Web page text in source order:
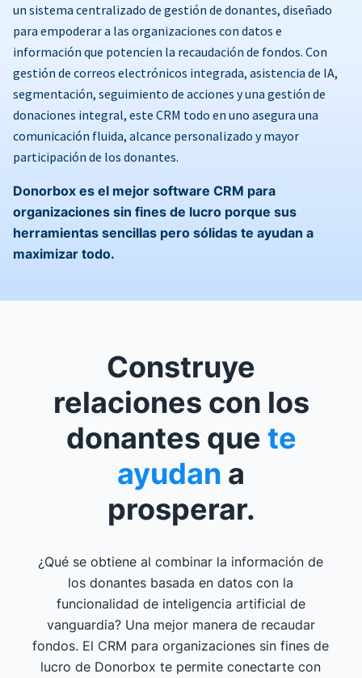
un sistema centralizado de gestión de donantes, diseñado
para empoderar a las organizaciones con datos e
información que potencien la recaudación de fondos. Con
gestión de correos electrónicos integrada, asistencia de IA,
segmentación, seguimiento de acciones y una gestión de
donaciones integral, este CRM todo en uno asegura una
comunicación fluida, alcance personalizado y mayor
participación de los donantes.
Donorbox es el mejor software CRM para
organizaciones sin fines de lucro porque sus
herramientas sencillas pero sólidas te ayudan a
maximizar todo.
Construye
relaciones con los
donantes que te
ayudan a
prosperar.
¿Qué se obtiene al combinar la información de
los donantes basada en datos con la
funcionalidad de inteligencia artificial de
vanguardia? Una mejor manera de recaudar
fondos. El CRM para organizaciones sin fines de
lucro de Donorbox te permite conectarte con